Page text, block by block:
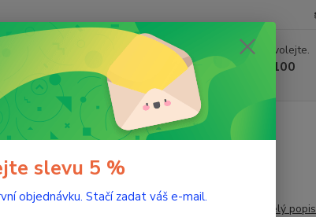
Nevíte si rady? Zavolejte.
+420 603 332 100
(Po-Pá, 10-17 hod.)
kosmetiku Kapací pipeta černá 20 ml
20 ml
celý popis
slevu 5 %
objednávku. Stačí zadat váš e-mail.